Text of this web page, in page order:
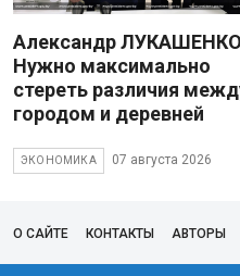
Александр
Нужно максимально
стереть различия
городом и деревней
ЭКОНОМИКА 07 августа 2026
О САЙТЕ КОНТАКТЫ АВТОРЫ